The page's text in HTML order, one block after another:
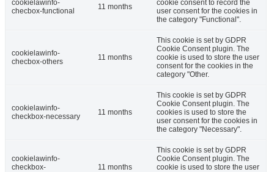
cookielawinfo-
checbox-functional
11 months
cookie consent to record the
user consent for the cookies in
the category "Functional".
cookielawinfo-
checbox-others
11 months
This cookie is set by GDPR
Cookie Consent plugin. The
cookie is used to store the user
consent for the cookies in the
category "Other.
cookielawinfo-
checkbox-necessary
11 months
This cookie is set by GDPR
Cookie Consent plugin. The
cookies is used to store the
user consent for the cookies in
the category "Necessary".
cookielawinfo-
checkbox-
11 months
This cookie is set by GDPR
Cookie Consent plugin. The
cookie is used to store the user